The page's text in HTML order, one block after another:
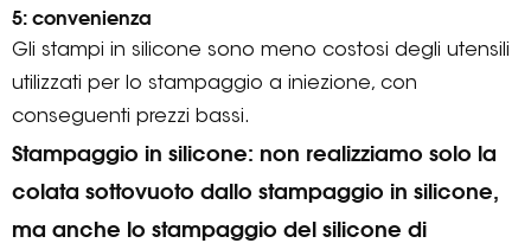
5: convenienza
Gli stampi in silicone sono meno costosi degli utensili
utilizzati per lo stampaggio a iniezione, con
conseguenti prezzi bassi.
Stampaggio in silicone: non realizziamo solo la
colata sottovuoto dallo stampaggio in silicone,
ma anche lo stampaggio del silicone di